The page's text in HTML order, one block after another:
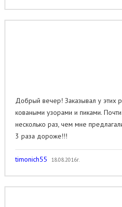
Добрый вечер! Заказывал у этих
коваными узорами и пиками.
несколько раз, чем мне
3 раза дороже!!!
timonich55 18.08.2016г.